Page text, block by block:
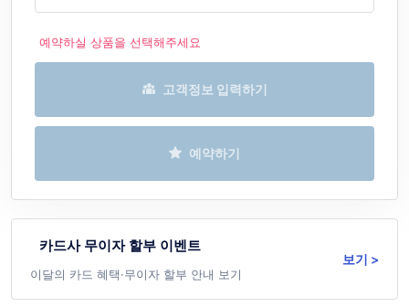
예약하실 상품을 선택해주세요
고객정보 입력하기
예약하기
카드사 무이자 할부 이벤트
이달의 카드 혜택·무이자 할부 안내 보기
보기 >